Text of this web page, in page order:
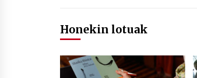
Honekin lotuak